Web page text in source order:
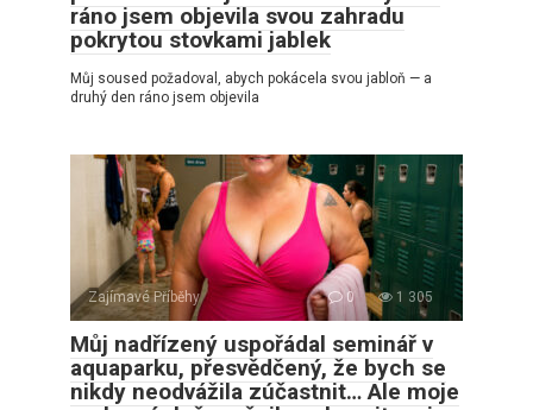
ráno jsem objevila svou zahradu
pokrytou stovkami jablek
Můj soused požadoval, abych pokácela svou jabloň — a
druhý den ráno jsem objevila
Zajímavé Příběhy 0 1 305
Můj nadřízený uspořádal seminář v
aquaparku, přesvědčený, že bych se
nikdy neodvážila zúčastnit… Ale moje